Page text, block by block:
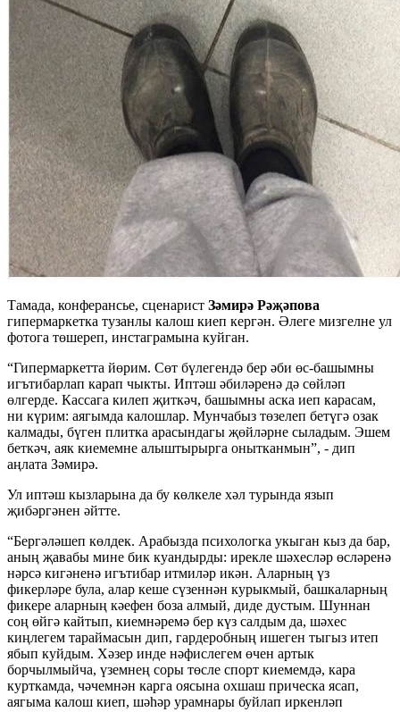
Тамада, конферансье, сценарист Зәмирә Рәҗәпова
гипермаркетка тузанлы калош киеп кергән. Әлеге мизгелне ул
фотога төшереп, инстаграмына куйган.
“Гипермаркетта йөрим. Сөт бүлегендә бер әби өс-башымны
игътибарлап карап чыкты. Иптәш әбиләренә дә сөйләп
өлгерде. Кассага килеп җиткәч, башымны аска иеп карасам,
ни күрим: аягымда калошлар. Мунчабыз төзелеп бетүгә озак
калмады, бүген плитка арасындагы җөйләрне сыладым. Эшем
беткәч, аяк киемемне алыштырырга онытканмын”, - дип
аңлата Зәмирә.
Ул иптәш кызларына да бу көлкеле хәл турында язып
җибәргәнен әйтте.
“Бергәләшеп көлдек. Арабызда психологка укыган кыз да бар,
аның җавабы мине бик куандырды: ирекле шәхесләр өсләренә
нәрсә кигәненә игътибар итмиләр икән. Аларның үз
фикерләре була, алар кеше сүзеннән курыкмый, башкаларның
фикере аларның кәефен боза алмый, диде дустым. Шуннан
соң өйгә кайтып, киемнәремә бер күз салдым да, шәхес
киңлегем тараймасын дип, гардеробның ишеген тыгыз итеп
ябып куйдым. Хәзер инде нәфислегем өчен артык
борчылмыйча, үземнең соры төсле спорт киемемдә, кара
курткамда, чәчемнән карга оясына охшаш прическа ясап,
аягыма калош киеп, шәһәр урамнары буйлап иркенләп